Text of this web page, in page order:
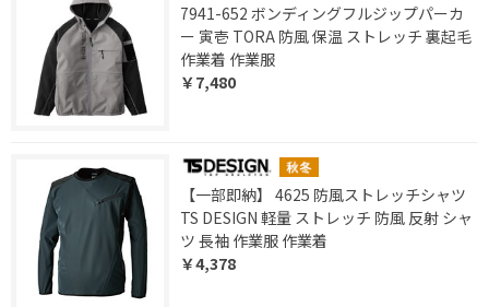
7941-652 ボンディングフルジップパーカ
ー 寅壱 TORA 防風 保温 ストレッチ 裏起毛
作業着 作業服
￥7,480
【一部即納】 4625 防風ストレッチシャツ
TS DESIGN 軽量 ストレッチ 防風 反射 シャ
ツ 長袖 作業服 作業着
￥4,378